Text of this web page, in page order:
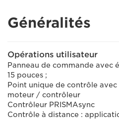
Généralités
Opérations utilisateur
Panneau de commande avec
15 pouces ;
Point unique de contrôle
moteur / contrôleur
Contrôleur PRISMAsync
Contrôle à distance :